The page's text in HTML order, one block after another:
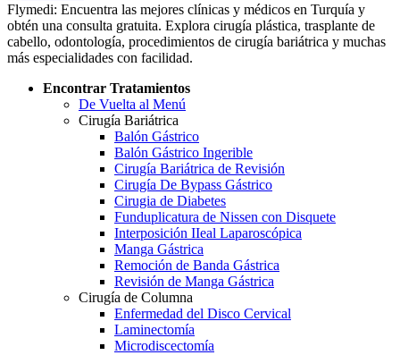
Flymedi: Encuentra las mejores clínicas y médicos en Turquía y
obtén una consulta gratuita. Explora cirugía plástica, trasplante de
cabello, odontología, procedimientos de cirugía bariátrica y muchas
más especialidades con facilidad.
Encontrar Tratamientos
De Vuelta al Menú
Cirugía Bariátrica
Balón Gástrico
Balón Gástrico Ingerible
Cirugía Bariátrica de Revisión
Cirugía De Bypass Gástrico
Cirugia de Diabetes
Funduplicatura de Nissen con Disquete
Interposición IIeal Laparoscópica
Manga Gástrica
Remoción de Banda Gástrica
Revisión de Manga Gástrica
Cirugía de Columna
Enfermedad del Disco Cervical
Laminectomía
Microdiscectomía